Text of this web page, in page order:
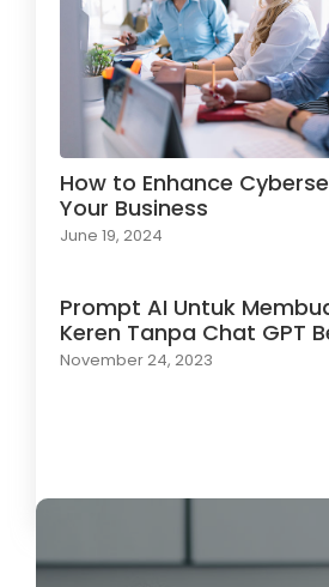
How to Enhance
Your Business
June 19, 2024
Prompt AI Untuk
Keren Tanpa Chat GPT
November 24, 2023